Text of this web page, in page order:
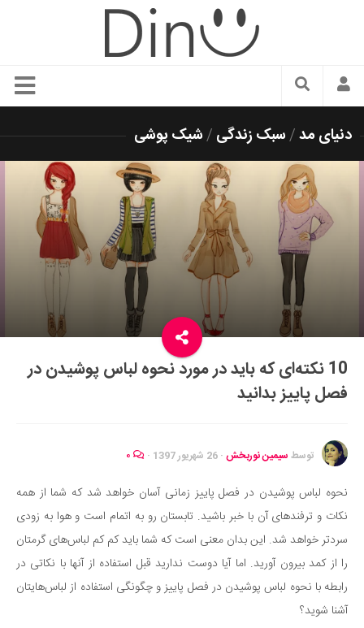
سبک زندگی
زیبایی و آرایش
شیک پوشی
دکوراسیون و چیدمان
غذا
رستوران گردی
آشپزی
سفر و گردشگری
ایران گردی
جهان گردی
موفقیت و مهارت‌های فردی
تغذیه سالم
بهداشت
بیماری و درمان
کودک و مادر
ورزش و تندرستی
دنیای مد/سبک زندگی /شیک پوشی
10 نکته‌ای که باید در مورد نحوه لباس پوشیدن در
فصل پاییز بدانید
توسط سیمین نوربخش · 26 شهریور 1397 ·
نحوه لباس پوشیدن در فصل پاییز زمانی آسان خواهد شد که شما از همه
نکات و ترفندهای آن با خبر باشید. تابستان رو به اتمام است و هوا به زودی
سردتر خواهد شد. این بدان معنی است که شما باید کم کم لباس‌های گرمتان
را از کمد بیرون آورید. اما آیا دوست ندارید قبل استفاده از آنها با نکاتی در
رابطه با نحوه لباس پوشیدن در فصل پاییز و چگونگی استفاده از لباس‌هایتان
آشنا شوید؟